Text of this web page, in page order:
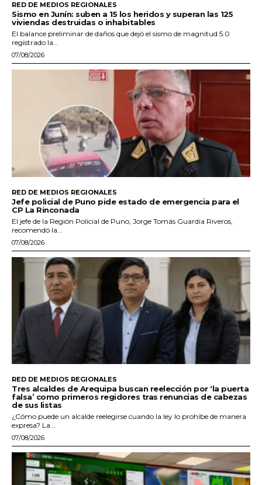
RED DE MEDIOS REGIONALES
Sismo en Junín: suben a 15 los heridos y superan las 125
viviendas destruidas o inhabitables
El balance preliminar de daños que dejó el sismo de magnitud 5.0
registrado la...
07/08/2026
RED DE MEDIOS REGIONALES
Jefe policial de Puno pide estado de emergencia para el
CP La Rinconada
El jefe de la Región Policial de Puno, Jorge Tomás Guardia Riveros,
recomendó la...
07/08/2026
RED DE MEDIOS REGIONALES
Tres alcaldes de Arequipa buscan reelección por ‘la puerta
falsa’ como primeros regidores tras renuncias de cabezas
de sus listas
¿Cómo puede un alcalde reelegirse cuando la ley lo prohíbe de manera
expresa? La...
07/08/2026